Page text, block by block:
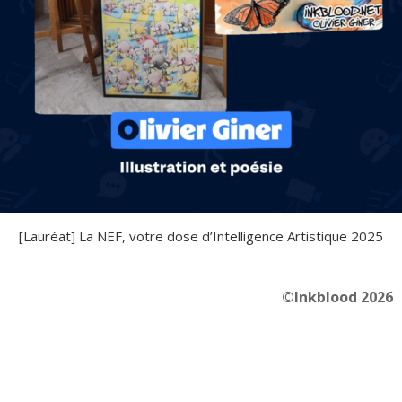
[Lauréat] La NEF, votre dose d’Intelligence Artistique 2025
©Inkblood 2026